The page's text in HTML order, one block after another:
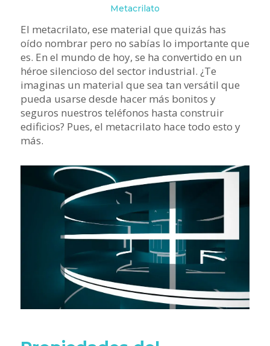
Metacrilato
El metacrilato, ese material que quizás has
oído nombrar pero no sabías lo importante que
es. En el mundo de hoy, se ha convertido en un
héroe silencioso del sector industrial. ¿Te
imaginas un material que sea tan versátil que
pueda usarse desde hacer más bonitos y
seguros nuestros teléfonos hasta construir
edificios? Pues, el metacrilato hace todo esto y
más.